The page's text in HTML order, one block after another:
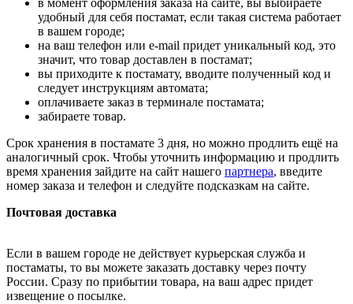
в момент оформления заказа на сайте, вы выбираете
удобный для себя постамат, если такая система работает
в вашем городе;
на ваш телефон или e-mail придет уникальный код, это
значит, что товар доставлен в постамат;
вы приходите к постамату, вводите полученный код и
следует инструкциям автомата;
оплачиваете заказ в терминале постамата;
забираете товар.
Срок хранения в постамате 3 дня, но можно продлить ещё на
аналогичный срок. Чтобы уточнить информацию и продлить
время хранения зайдите на сайт нашего партнера, введите
номер заказа и телефон и следуйте подсказкам на сайте.
Почтовая доставка
Если в вашем городе не действует курьерская служба и
постаматы, то вы можете заказать доставку через почту
России. Сразу по прибытии товара, на ваш адрес придет
извещение о посылке.